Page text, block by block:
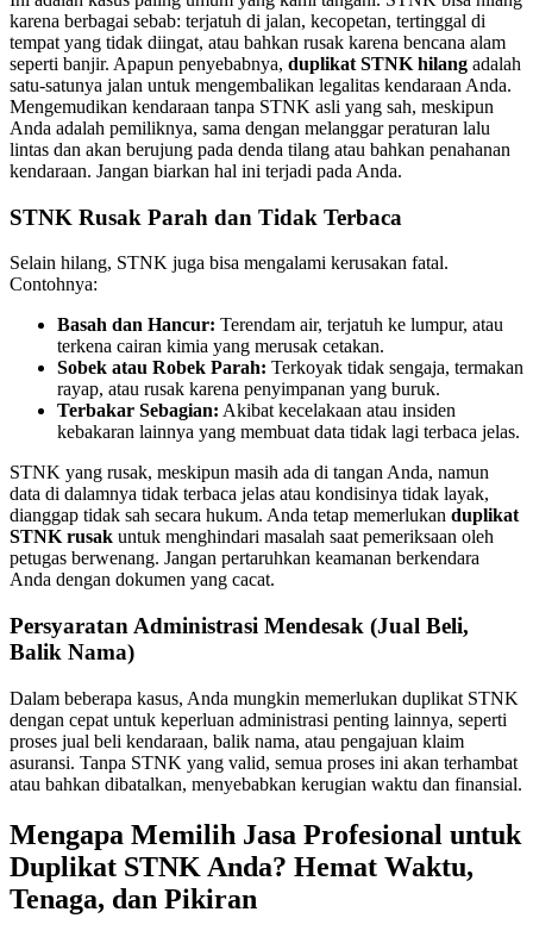
karena berbagai sebab: terjatuh di jalan, kecopetan, tertinggal di
tempat yang tidak diingat, atau bahkan rusak karena bencana alam
seperti banjir. Apapun penyebabnya, duplikat STNK hilang adalah
satu-satunya jalan untuk mengembalikan legalitas kendaraan Anda.
Mengemudikan kendaraan tanpa STNK asli yang sah, meskipun
Anda adalah pemiliknya, sama dengan melanggar peraturan lalu
lintas dan akan berujung pada denda tilang atau bahkan penahanan
kendaraan. Jangan biarkan hal ini terjadi pada Anda.
STNK Rusak Parah dan Tidak Terbaca
Selain hilang, STNK juga bisa mengalami kerusakan fatal.
Contohnya:
Basah dan Hancur: Terendam air, terjatuh ke lumpur, atau
terkena cairan kimia yang merusak cetakan.
Sobek atau Robek Parah: Terkoyak tidak sengaja, termakan
rayap, atau rusak karena penyimpanan yang buruk.
Terbakar Sebagian: Akibat kecelakaan atau insiden
kebakaran lainnya yang membuat data tidak lagi terbaca jelas.
STNK yang rusak, meskipun masih ada di tangan Anda, namun
data di dalamnya tidak terbaca jelas atau kondisinya tidak layak,
dianggap tidak sah secara hukum. Anda tetap memerlukan duplikat
STNK rusak untuk menghindari masalah saat pemeriksaan oleh
petugas berwenang. Jangan pertaruhkan keamanan berkendara
Anda dengan dokumen yang cacat.
Persyaratan Administrasi Mendesak (Jual Beli,
Balik Nama)
Dalam beberapa kasus, Anda mungkin memerlukan duplikat STNK
dengan cepat untuk keperluan administrasi penting lainnya, seperti
proses jual beli kendaraan, balik nama, atau pengajuan klaim
asuransi. Tanpa STNK yang valid, semua proses ini akan terhambat
atau bahkan dibatalkan, menyebabkan kerugian waktu dan finansial.
Mengapa Memilih Jasa Profesional untuk
Duplikat STNK Anda? Hemat Waktu,
Tenaga, dan Pikiran